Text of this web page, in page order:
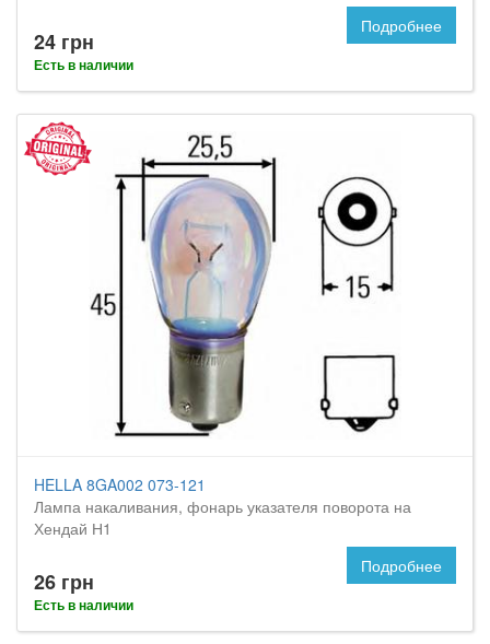
24 грн
Есть в наличии
Подробнее
HELLA 8GA002 073-121
Лампа накаливания, фонарь указателя поворота на
Хендай Н1
26 грн
Есть в наличии
Подробнее